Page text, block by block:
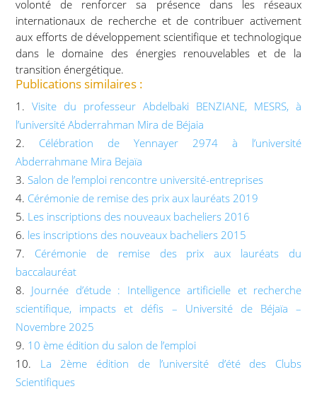
volonté de renforcer sa présence dans les réseaux
internationaux de recherche et de contribuer activement
aux efforts de développement scientifique et technologique
dans le domaine des énergies renouvelables et de la
transition énergétique.
Publications similaires :
Visite du professeur Abdelbaki BENZIANE, MESRS, à
l’université Abderrahman Mira de Béjaia
Célébration de Yennayer 2974 à l’université
Abderrahmane Mira Bejaïa
Salon de l’emploi rencontre université-entreprises
Cérémonie de remise des prix aux lauréats 2019
Les inscriptions des nouveaux bacheliers 2016
les inscriptions des nouveaux bacheliers 2015
Cérémonie de remise des prix aux lauréats du
baccalauréat
Journée d’étude : Intelligence artificielle et recherche
scientifique, impacts et défis – Université de Béjaïa –
Novembre 2025
10 ème édition du salon de l’emploi
La 2ème édition de l’université d’été des Clubs
Scientifiques